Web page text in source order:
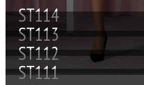
ST114
ST113
ST112
ST111